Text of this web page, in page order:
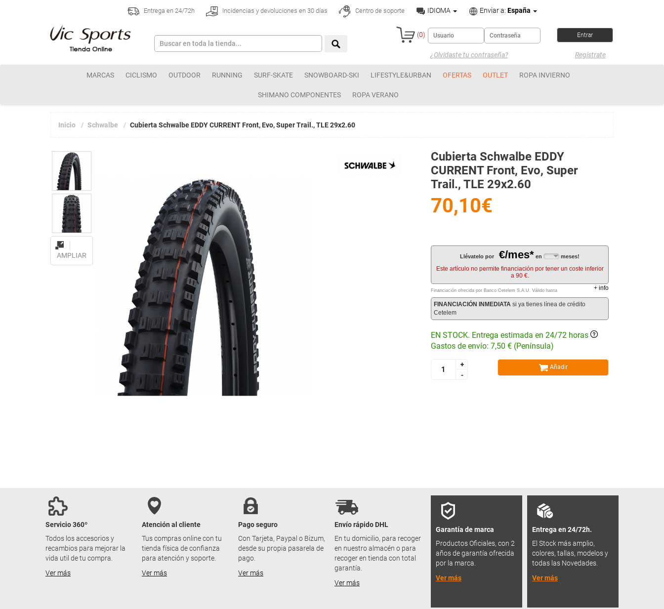
Entrega en 24/72h Incidencias y devoluciones en 30 días Centro de soporte IDIOMA Enviar a: España
(0)
¿Olvidaste tu contraseña? Regístrate
MARCAS CICLISMO OUTDOOR RUNNING SURF-SKATE SNOWBOARD-SKI LIFESTYLE&URBAN OFERTAS OUTLET ROPA INVIERNO
SHIMANO COMPONENTES ROPA VERANO
Inicio Schwalbe Cubierta Schwalbe EDDY CURRENT Front, Evo, Super Trail., TLE 29x2.60
AMPLIAR
Cubierta Schwalbe EDDY
CURRENT Front, Evo, Super
Trail., TLE 29x2.60
70,10€
Llévatelo por €/mes* en meses!
Este artículo no permite financiación por tener un coste inferior
a 90 €.
Financiación ofrecida por Banco Cetelem S.A.U. Válido hasta + info
FINANCIACIÓN INMEDIATA si ya tienes línea de crédito
Cetelem
EN STOCK. Entrega estimada en 24/72 horas
Gastos de envío: 7,50 € (Península)
+
-
+
-
Añadir
Servicio 360º
Todos los accesorios y
recambios para mejorar la
vida util de tu compra.
Ver más
Atención al cliente
Tus compras online con tu
tienda física de confianza
para atención y soporte.
Ver más
Pago seguro
Con Tarjeta, Paypal o Bizum,
desde su propia pasarela de
pago.
Ver más
Envío rápido DHL
En tu domicilio, para recoger
en nuestro almacén o para
recoger en tienda con total
garantía.
Ver más
Garantía de marca
Productos Oficiales, con 2
años de garantía ofrecida
por la marca.
Ver más
Entrega en 24/72h.
El Stock más amplio,
colores, tallas, modelos y
todas las Novedades.
Ver más